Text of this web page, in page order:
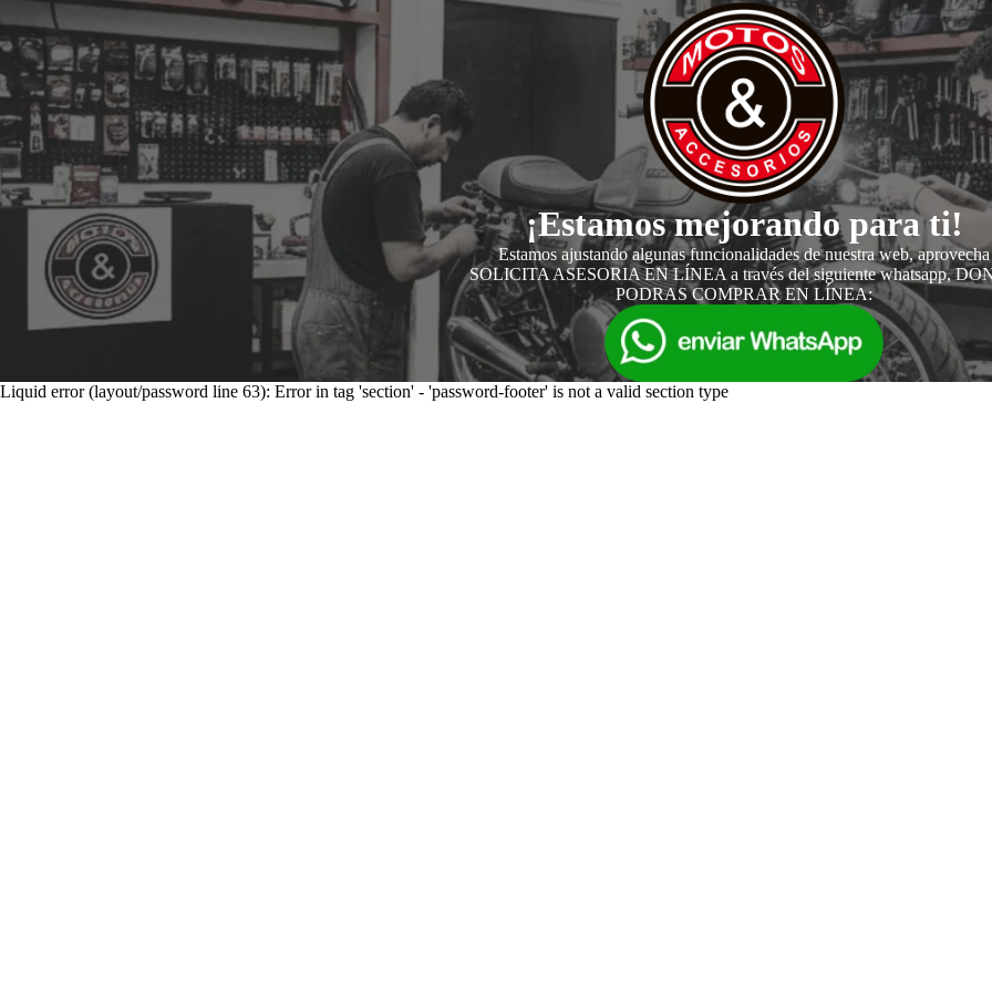
¡Estamos mejorando para ti!
Estamos ajustando algunas funcionalidades de nuestra web, aprovecha
SOLICITA ASESORIA EN LÍNEA a través del siguiente whatsapp,
PODRAS COMPRAR EN LÍNEA:
Liquid error (layout/password line 63): Error in tag 'section' - 'password-footer' is not a valid section type